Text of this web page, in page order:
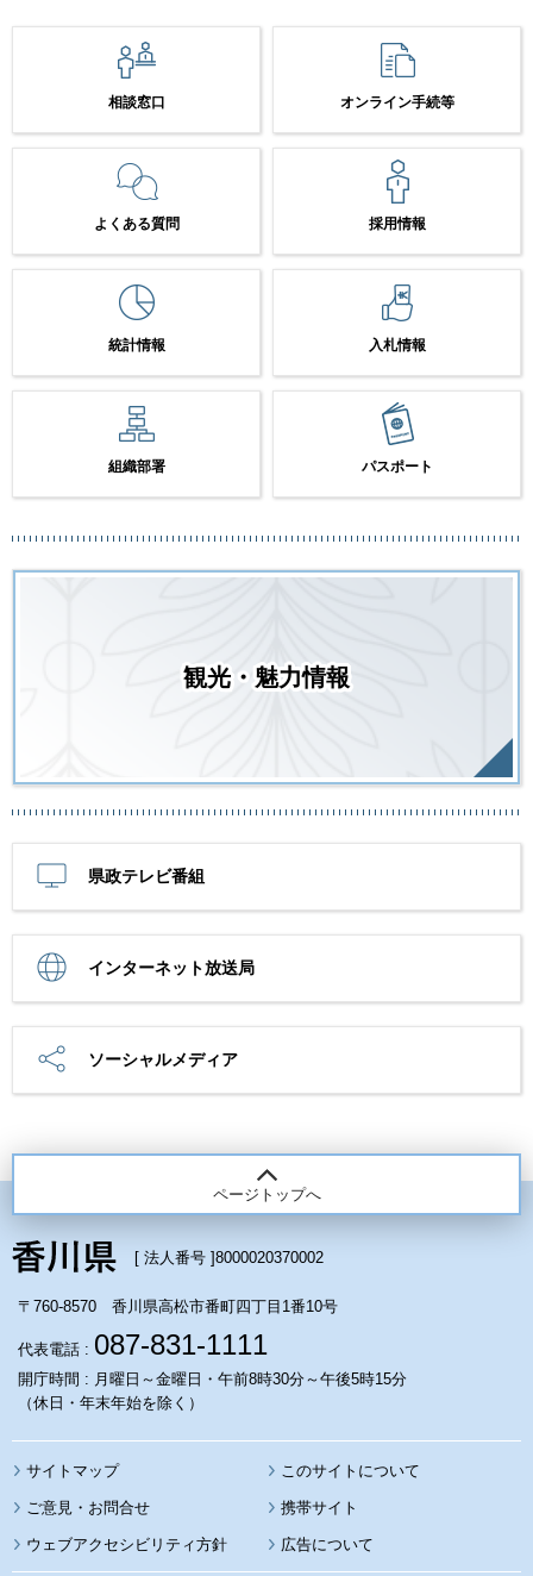
相談窓口 オンライン手続等
よくある質問 採用情報
統計情報 入札情報
組織部署 パスポート
観光・魅力情報
県政テレビ番組
インターネット放送局
ソーシャルメディア
ページトップへ
[ 法人番号 ]8000020370002
〒760-8570 香川県高松市番町四丁目1番10号
代表電話 : 087-831-1111
開庁時間 : 月曜日～金曜日・午前8時30分～午後5時15分
（休日・年末年始を除く）
サイトマップ このサイトについて
携帯サイト
ウェブアクセシビリティ方針 広告について